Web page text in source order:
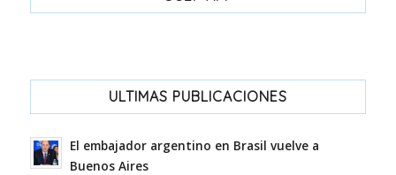
ULTIMAS PUBLICACIONES
El embajador argentino en Brasil vuelve a
Buenos Aires